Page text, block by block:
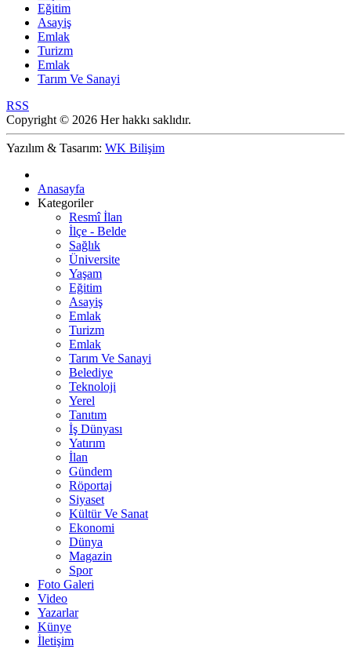
Eğitim
Asayiş
Emlak
Turizm
Emlak
Tarım Ve Sanayi
RSS
Copyright © 2026 Her hakkı saklıdır.
Yazılım & Tasarım: WK Bilişim
Anasayfa
Kategoriler
Resmî İlan
İlçe - Belde
Sağlık
Üniversite
Yaşam
Eğitim
Asayiş
Emlak
Turizm
Emlak
Tarım Ve Sanayi
Belediye
Teknoloji
Yerel
Tanıtım
İş Dünyası
Yatırım
İlan
Gündem
Röportaj
Siyaset
Kültür Ve Sanat
Ekonomi
Dünya
Magazin
Spor
Foto Galeri
Video
Yazarlar
Künye
İletişim